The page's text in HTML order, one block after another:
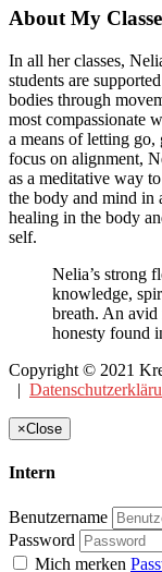
About My
In all her classes,
students are
bodies through
most compassionate
a means of letting
focus on alignment,
as a meditative way
the body and mind in
healing in the body
self.
Nelia’s strong
knowledge,
breath. An avid
honesty found
Copyright © 2021
|
×Close
Intern
Benutzername
Password
Mich merken